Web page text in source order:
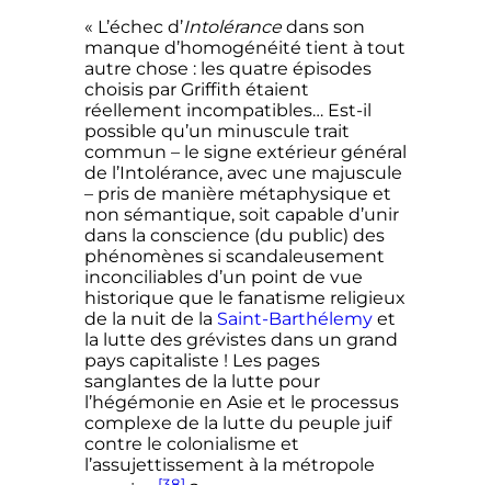
« L’échec d’Intolérancedans son
manque d’homogénéité tient à tout
autre chose : les quatre épisodes
choisis par Griffith étaient
réellement incompatibles… Est-il
possible qu’un minuscule trait
commun – le signe extérieur général
de l’Intolérance, avec une majuscule
– pris de manière métaphysique et
non sémantique, soit capable d’unir
dans la conscience (du public) des
phénomènes si scandaleusement
inconciliables d’un point de vue
historique que le fanatisme religieux
de la nuit de la Saint-Barthélemyet
la lutte des grévistes dans un grand
pays capitaliste ! Les pages
sanglantes de la lutte pour
l’hégémonie en Asie et le processus
complexe de la lutte du peuple juif
contre le colonialisme et
l’assujettissement à la métropole